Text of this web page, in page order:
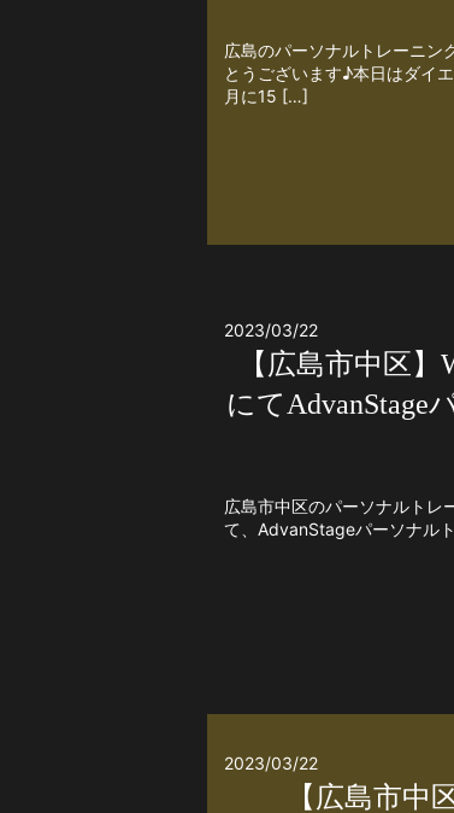
広島のパーソナルトレーニン
とうございます♪本日はダイ
月に15 […]
2023/03/22
【広島市中区
にて
広島市中区のパーソナルトレ
て、AdvanStageパーソナル
2023/03/22
【広島市中